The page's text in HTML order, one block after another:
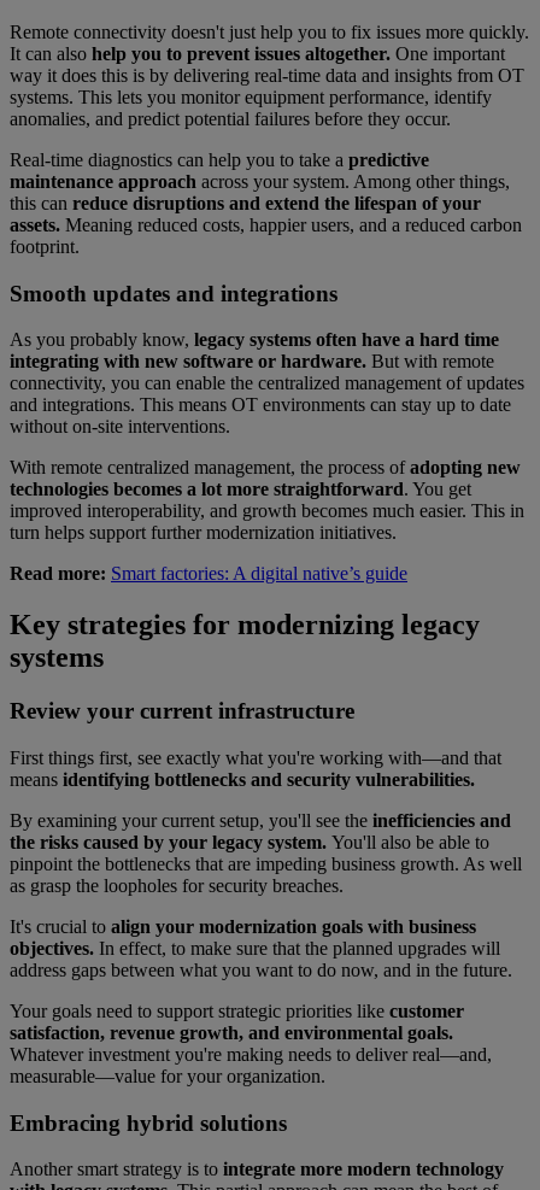
Remote connectivity doesn't just help you to fix issues more quickly.
It can also help you to prevent issues altogether. One important
way it does this is by delivering real-time data and insights from OT
systems. This lets you monitor equipment performance, identify
anomalies, and predict potential failures before they occur.
Real-time diagnostics can help you to take a predictive
maintenance approach across your system. Among other things,
this can reduce disruptions and extend the lifespan of your
assets. Meaning reduced costs, happier users, and a reduced carbon
footprint.
Smooth updates and integrations
As you probably know, legacy systems often have a hard time
integrating with new software or hardware. But with remote
connectivity, you can enable the centralized management of updates
and integrations. This means OT environments can stay up to date
without on-site interventions.
With remote centralized management, the process ofadopting new
technologies becomes a lot more straightforward. You get
improved interoperability, and growth becomes much easier. This in
turn helps support further modernization initiatives.
Read more: Smart factories: A digital native’s guide
Key strategies for modernizing legacy
systems
Review your current infrastructure
First things first, see exactly what you're working with—and that
means identifying bottlenecks and security vulnerabilities.
By examining your current setup, you'll see the inefficiencies and
the risks caused by your legacy system. You'll also be able to
pinpoint the bottlenecks that are impeding business growth. As well
as grasp the loopholes for security breaches.
It's crucial to align your modernization goals with business
objectives. In effect, to make sure that the planned upgrades will
address gaps between what you want to do now, and in the future.
Your goals need to support strategic priorities like customer
satisfaction, revenue growth, and environmental goals.
Whatever investment you're making needs to deliver real—and,
measurable—value for your organization.
Embracing hybrid solutions
Another smart strategy is to integrate more modern technology